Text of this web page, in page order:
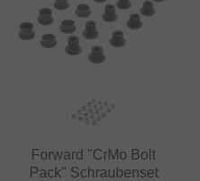
Forward "CrMo Bolt
Pack" Schraubenset